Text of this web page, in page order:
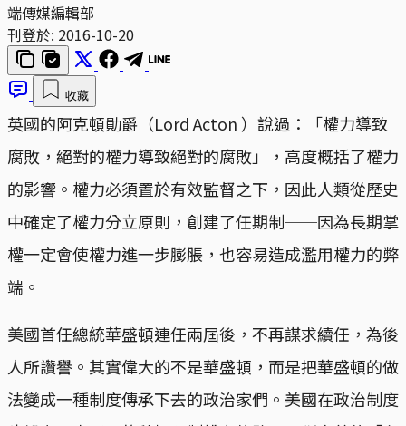
端傳媒編輯部
刊登於: 2016-10-20
收藏
英國的阿克頓勛爵（Lord Acton ）說過：「權力導致
腐敗，絕對的權力導致絕對的腐敗」，高度概括了權力
的影響。權力必須置於有效監督之下，因此人類從歷史
中確定了權力分立原則，創建了任期制──因為長期掌
權一定會使權力進一步膨脹，也容易造成濫用權力的弊
端。
美國首任總統華盛頓連任兩屆後，不再謀求續任，為後
人所讚譽。其實偉大的不是華盛頓，而是把華盛頓的做
法變成一種制度傳承下去的政治家們。美國在政治制度